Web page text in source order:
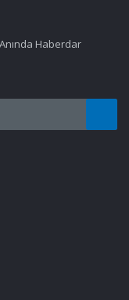
Haberdar